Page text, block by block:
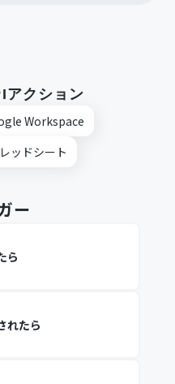
アクション
Workspace
ッドシート
ー
ら
れたら